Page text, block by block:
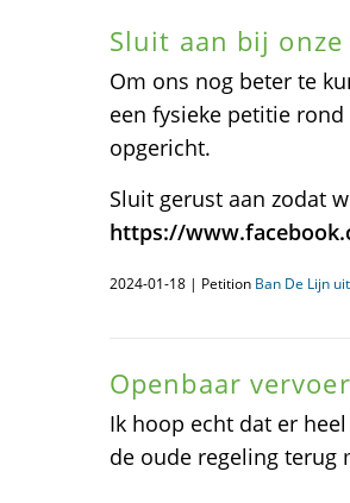
Sluit aan bij
Om ons nog beter te
een fysieke petitie
opgericht.
Sluit gerust aan zodat
https://
2024-01-18 | Petition Ban De Lijn
Openbaar vervoer
Ik hoop echt dat er
de oude regeling terug